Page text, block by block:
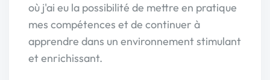
où j'ai eu la possibilité de mettre en pratique
mes compétences et de continuer à
apprendre dans un environnement stimulant
et enrichissant.